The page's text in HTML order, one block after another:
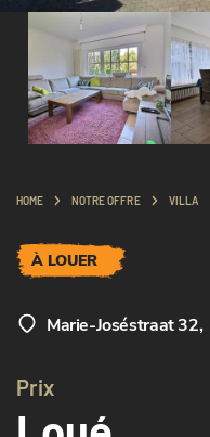
HOME NOTRE OFFRE VILLA
À LOUER
Marie-Joséstraat 32,
Prix